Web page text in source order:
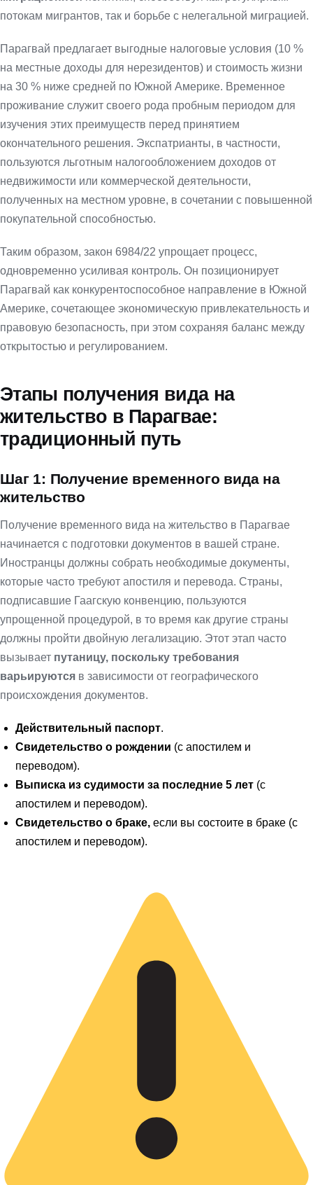
потокам мигрантов, так и борьбе с нелегальной миграцией.
Парагвай предлагает выгодные налоговые условия (10 %
на местные доходы для нерезидентов) и стоимость жизни
на 30 % ниже средней по Южной Америке. Временное
проживание служит своего рода пробным периодом для
изучения этих преимуществ перед принятием
окончательного решения. Экспатрианты, в частности,
пользуются льготным налогообложением доходов от
недвижимости или коммерческой деятельности,
полученных на местном уровне, в сочетании с повышенной
покупательной способностью.
Таким образом, закон 6984/22 упрощает процесс,
одновременно усиливая контроль. Он позиционирует
Парагвай как конкурентоспособное направление в Южной
Америке, сочетающее экономическую привлекательность и
правовую безопасность, при этом сохраняя баланс между
открытостью и регулированием.
Этапы получения вида на
жительство в Парагвае:
традиционный путь
Шаг 1: Получение временного вида на
жительство
Получение временного вида на жительство в Парагвае
начинается с подготовки документов в вашей стране.
Иностранцы должны собрать необходимые документы,
которые часто требуют апостиля и перевода. Страны,
подписавшие Гаагскую конвенцию, пользуются
упрощенной процедурой, в то время как другие страны
должны пройти двойную легализацию. Этот этап часто
вызывает путаницу, поскольку требования
варьируются в зависимости от географического
происхождения документов.
Действительный паспорт.
Свидетельство о рождении (с апостилем и
переводом).
Выписка из судимости за последние 5 лет(с
апостилем и переводом).
Свидетельство о браке,если вы состоите в браке (с
апостилем и переводом).